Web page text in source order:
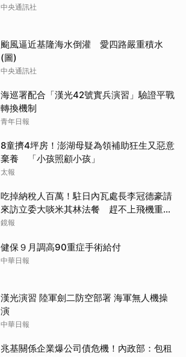
中央通訊社
颱風逼近基隆海水倒灌 愛四路嚴重積水
(圖)
中央通訊社
海巡署配合「漢光42號實兵演習」驗證平戰
轉換機制
青年日報
8童擠4坪房！澎湖母疑為領補助狂生又惡意
棄養 「小孩照顧小孩」
太報
吃掉納稅人百萬！駐日內瓦處長李冠德豪請
來訪立委大啖米其林法餐 趕不上飛機重買
商務艙全民買單
鏡報
健保９月調高90重症手術給付
中華日報
漢光演習 陸軍劍二防空部署 海軍無人機操
演
中華日報
兆基關係企業爆公司債危機！內政部：包租